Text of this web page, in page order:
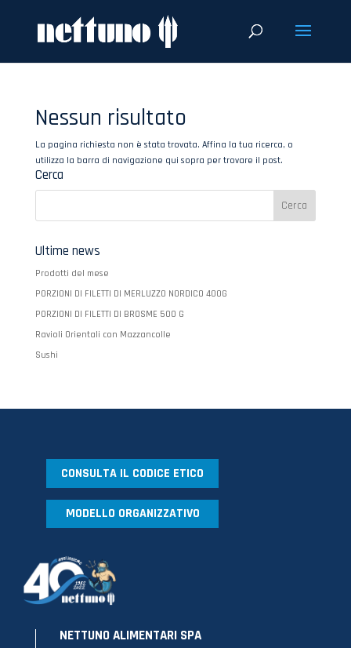
Nessun risultato
La pagina richiesta non è stata trovata. Affina la tua ricerca, o
utilizza la barra di navigazione qui sopra per trovare il post.
Cerca
Ultime news
Prodotti del mese
PORZIONI DI FILETTI DI MERLUZZO NORDICO 400G
PORZIONI DI FILETTI DI BROSME 500 G
Ravioli Orientali con Mazzancolle
Sushi
CONSULTA IL CODICE ETICO
MODELLO ORGANIZZATIVO
NETTUNO ALIMENTARI SPA